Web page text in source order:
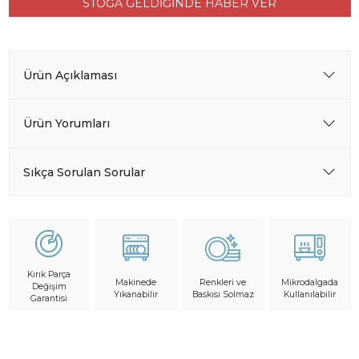
STOĞA GELDİĞİNDE HABER VER
Ürün Açıklaması
Ürün Yorumları
Sıkça Sorulan Sorular
Kırık Parça
Değişim
Garantisi
Makinede
Yıkanabilir
Renkleri ve
Baskısı Solmaz
Mikrodalgada
Kullanılabilir